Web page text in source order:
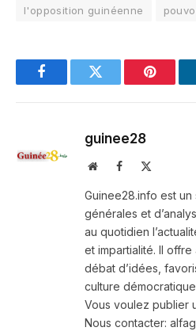
l'opposition guinéenne
FacebookTwitter
guinee28
WebsiteFacebook
Guinee28.info est un
générales et
au quotidien
et impartialité. Il
débat d’idées,
culture
Vous voulez publier
Nous contacter: